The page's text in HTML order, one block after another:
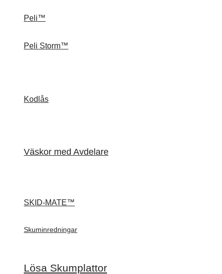
Peli™
Peli Storm™
Kodlås
Väskor med Avdelare
SKID-MATE™
Skuminredningar
Lösa Skumplattor